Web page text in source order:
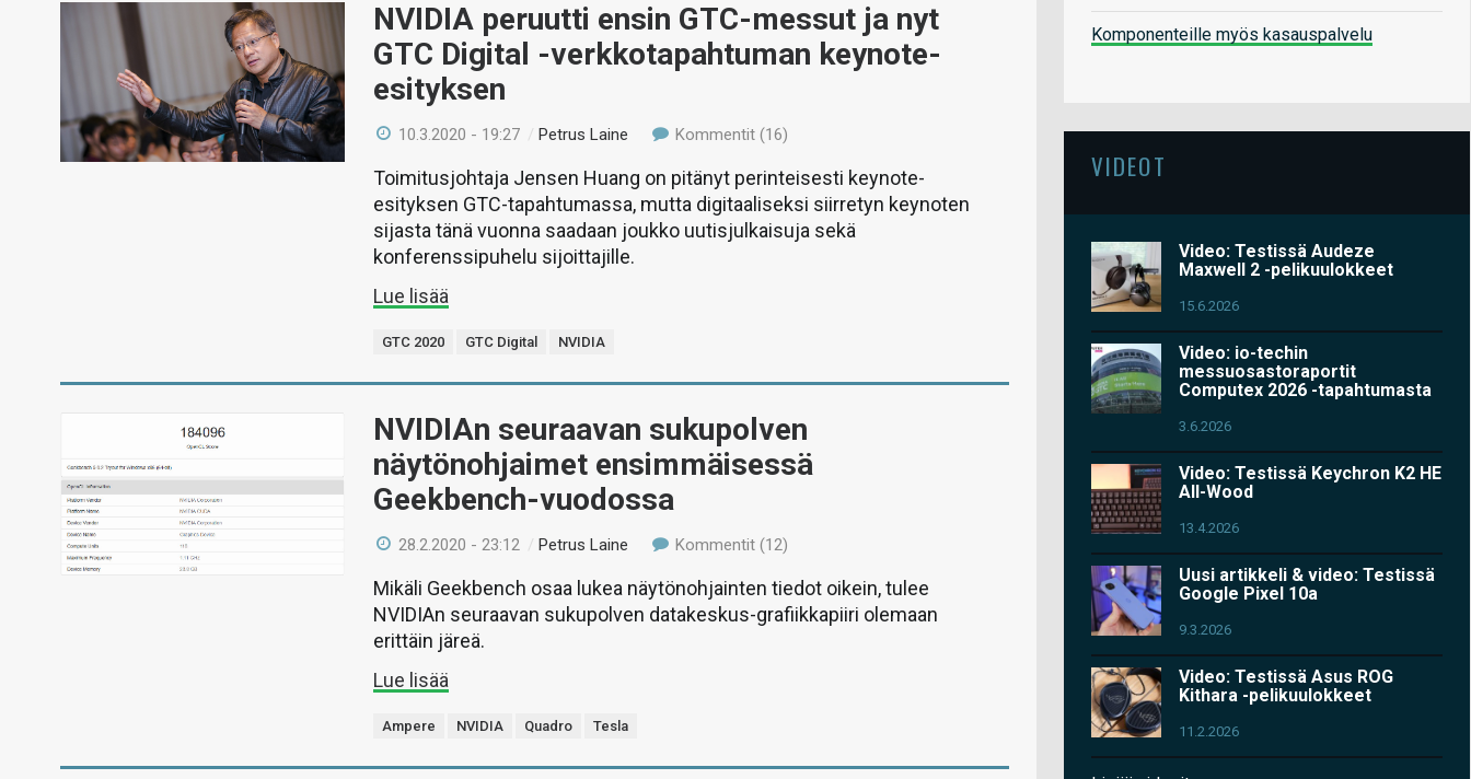
NVIDIA peruutti ensin GTC-messut ja nyt
GTC Digital -verkkotapahtuman keynote-
esityksen
10.3.2020 - 19:27 /Petrus Laine Kommentit (16)
Toimitusjohtaja Jensen Huang on pitänyt perinteisesti keynote-
esityksen GTC-tapahtumassa, mutta digitaaliseksi siirretyn keynoten
sijasta tänä vuonna saadaan joukko uutisjulkaisuja sekä
konferenssipuhelu sijoittajille.
Lue lisää
GTC 2020 GTC Digital NVIDIA
NVIDIAn seuraavan sukupolven
näytönohjaimet ensimmäisessä
Geekbench-vuodossa
28.2.2020 - 23:12 /Petrus Laine Kommentit (12)
Mikäli Geekbench osaa lukea näytönohjainten tiedot oikein, tulee
NVIDIAn seuraavan sukupolven datakeskus-grafiikkapiiri olemaan
erittäin järeä.
Lue lisää
Ampere NVIDIA Quadro Tesla
Komponenteille myös kasauspalvelu
VIDEOT
Video: Testissä Audeze
Maxwell 2 -pelikuulokkeet
15.6.2026
Video: io-techin
messuosastoraportit
Computex 2026 -tapahtumasta
3.6.2026
Video: Testissä Keychron K2 HE
All-Wood
13.4.2026
Uusi artikkeli & video: Testissä
Google Pixel 10a
9.3.2026
Video: Testissä Asus ROG
Kithara -pelikuulokkeet
11.2.2026